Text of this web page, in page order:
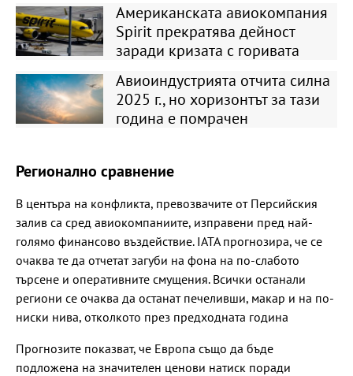
Американската авиокомпания
Spirit прекратява дейност
заради кризата с горивата
Авиоиндустрията отчита силна
2025 г., но хоризонтът за тази
година е помрачен
Регионално сравнение
В центъра на конфликта, превозвачите от Персийския
залив са сред авиокомпаниите, изправени пред най-
голямо финансово въздействие. IATA прогнозира, че се
очаква те да отчетат загуби на фона на по-слабото
търсене и оперативните смущения. Всички останали
региони се очаква да останат печеливши, макар и на по-
ниски нива, отколкото през предходната година
Прогнозите показват, че Европа също да бъде
подложена на значителен ценови натиск поради